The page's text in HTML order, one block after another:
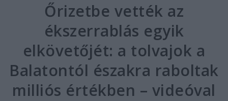
Őrizetbe vették az
ékszerrablás egyik
elkövetőjét: a tolvajok a
Balatontól északra raboltak
milliós értékben – videóval